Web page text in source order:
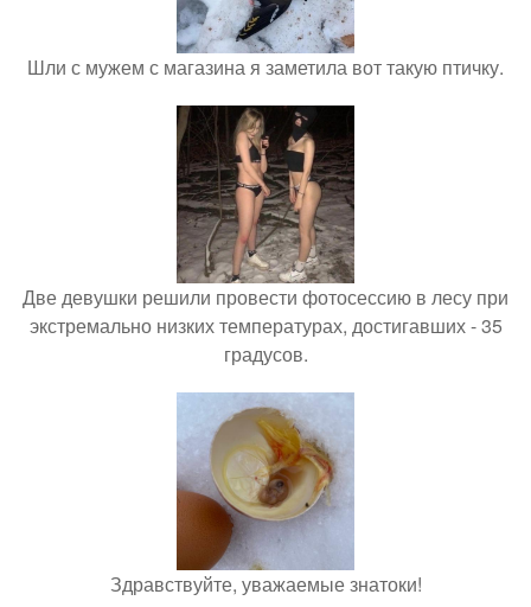
Шли с мужем с магазина я заметила вот такую птичку.
Две девушки решили провести фотосессию в лесу при
экстремально низких температурах, достигавших - 35
градусов.
Здравствуйте, уважаемые знатоки!